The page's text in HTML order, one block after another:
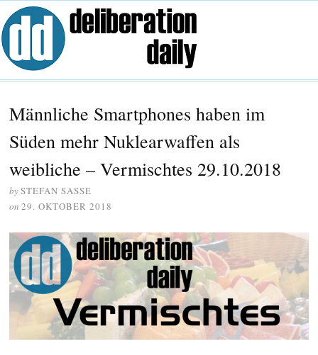
Männliche Smartphones haben im
Süden mehr Nuklearwaffen als
weibliche – Vermischtes 29.10.2018
bySTEFAN SASSE
on 29. OKTOBER 2018